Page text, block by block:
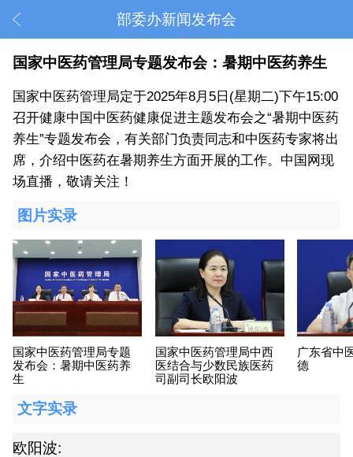
部委办新闻发布会
国家中医药管理局专题发布会：暑期中医药养生
国家中医药管理局定于2025年8月5日(星期二)下午15:00
召开健康中国中医药健康促进主题发布会之“暑期中医药
养生”专题发布会，有关部门负责同志和中医药专家将出
席，介绍中医药在暑期养生方面开展的工作。中国网现
场直播，敬请关注！
图片实录
国家中医药管理局专题
发布会：暑期中医药养
生
国家中医药管理局中西
医结合与少数民族医药
司副司长欧阳波
广东省中
德
文字实录
欧阳波: